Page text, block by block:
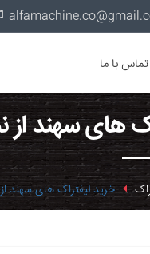
تماس با ما
های سهند از
خرید لیفتراک های سهند